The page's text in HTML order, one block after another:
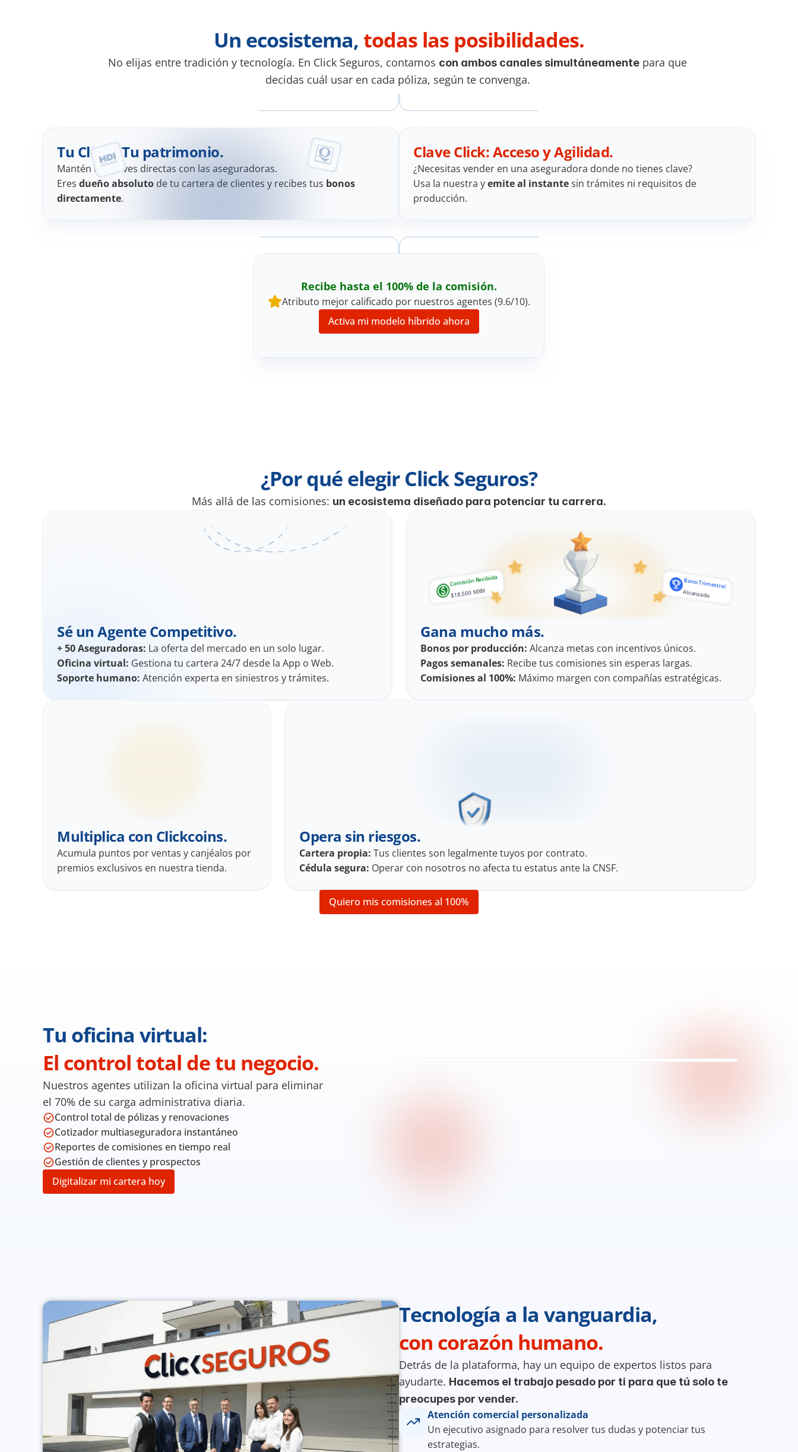
Un ecosistema, todas las posibilidades.
No elijas entre tradición y tecnología. En Click Seguros, contamos con ambos canales simultáneamente para que
decidas cuál usar en cada póliza, según te convenga.
Tu Clave. Tu patrimonio.
Mantén tus claves directas con las aseguradoras.
Eres dueño absoluto de tu cartera de clientes y recibes tus bonos
directamente.
Clave Click: Acceso y Agilidad.
¿Necesitas vender en una aseguradora donde no tienes clave?
Usa la nuestra y emite al instante sin trámites ni requisitos de
producción.
Recibe hasta el 100% de la comisión.
Atributo mejor calificado por nuestros agentes (9.6/10).
Activa mi modelo híbrido ahora
¿Por qué elegir Click Seguros?
Más allá de las comisiones: un ecosistema diseñado para potenciar tu carrera.
Sé un Agente Competitivo.
+50 Aseguradoras: La oferta del mercado en un solo lugar.
Oficina virtual: Gestiona tu cartera 24/7 desde la App o Web.
Soporte humano: Atención experta en siniestros y trámites.
Comisión Recibida
$18,500 MXN
Bono Trimestral
Alcanzado
Gana mucho más.
Bonos por producción: Alcanza metas con incentivos únicos.
Pagos semanales: Recibe tus comisiones sin esperas largas.
Comisiones al 100%: Máximo margen con compañías estratégicas.
Multiplica con Clickcoins.
Acumula puntos por ventas y canjéalos por
premios exclusivos en nuestra tienda.
Opera sin riesgos.
Cartera propia: Tus clientes son legalmente tuyos por contrato.
Cédula segura: Operar con nosotros no afecta tu estatus ante la CNSF.
Quiero mis comisiones al 100%
Tu oficina virtual:
El control total de tu negocio.
Nuestros agentes utilizan la oficina virtual para eliminar
el 70% de su carga administrativa diaria.
Control total de pólizas y renovaciones
Cotizador multiaseguradora instantáneo
Reportes de comisiones en tiempo real
Gestión de clientes y prospectos
Digitalizar mi cartera hoy
Tecnología a la vanguardia,
con corazón humano.
Detrás de la plataforma, hay un equipo de expertos listos para
ayudarte. Hacemos el trabajo pesado por ti para que tú solo te
preocupes por vender.
Atención comercial personalizada
Un ejecutivo asignado para resolver tus dudas y potenciar tus
estrategias.